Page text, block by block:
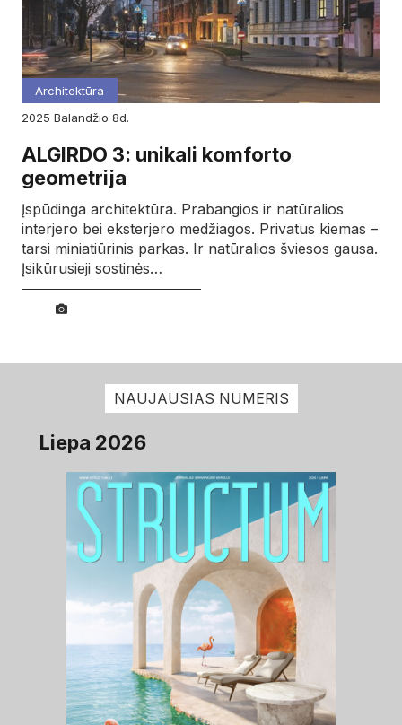
Architektūra
2025
balandžio 8d.
ALGIRDO 3: unikali komforto
geometrija
Įspūdinga architektūra. Prabangios ir natūralios
interjero bei eksterjero medžiagos. Privatus kiemas –
tarsi miniatiūrinis parkas. Ir natūralios šviesos gausa.
Įsikūrusieji sostinės…
NAUJAUSIAS NUMERIS
Liepa 2026